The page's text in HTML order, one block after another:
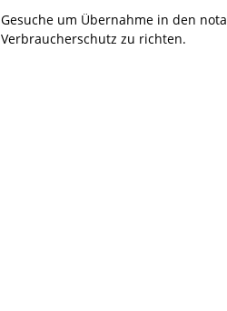
Gesuche um Übernahme in den
Verbraucherschutz zu richten.